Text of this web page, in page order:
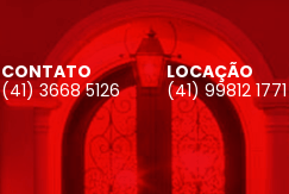
CONTATO
(41) 3668 5126
LOCAÇÃO
(41) 99812 1771